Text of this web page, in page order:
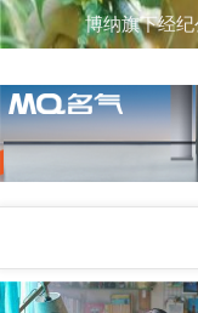
博纳旗下经